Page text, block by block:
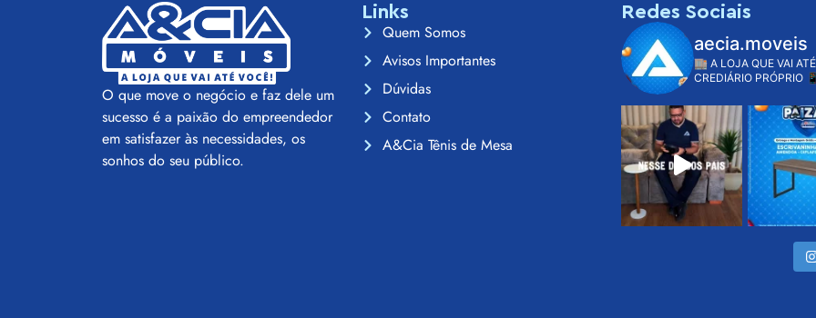
O que move o negócio e faz dele um
sucesso é a paixão do empreendedor
em satisfazer às necessidades, os
sonhos do seu público.
Links
Quem Somos
Avisos Importantes
Dúvidas
Contato
A&Cia Tênis de Mesa
Redes Sociais
aecia.moveis
🏬 A LOJA QUE VAI
CREDIÁRIO PRÓPRIO